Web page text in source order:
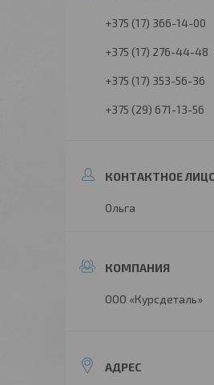
+375 (17) 366-14-00
+375 (17) 276-44-48
+375 (17) 353-56-36
+375 (29) 671-13-56
Ольга
ООО «Курсдеталь»